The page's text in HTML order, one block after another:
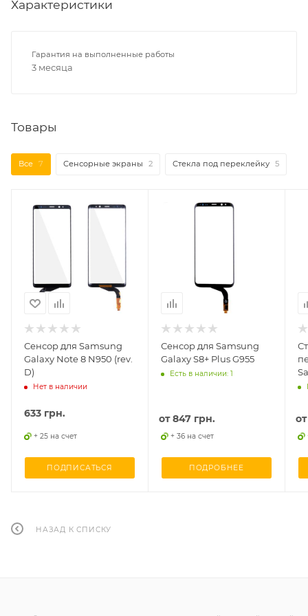
Характеристики
Гарантия на выполненные работы
3 месяца
Товары
Все 7 Сенсорные экраны 2 Стекла под переклейку 5
Сенсор для Samsung
Galaxy Note 8 N950 (rev.
D)
Нет в наличии
633 грн.
+ 25 на счет
ПОДПИСАТЬСЯ
Сенсор для Samsung
Galaxy S8+ Plus G955
Есть в наличии: 1
от847 грн.
+ 36 на счет
ПОДРОБНЕЕ
НАЗАД К СПИСКУ